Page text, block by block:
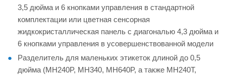
3,5 дюйма и 6 кнопками управления в стандартной
комплектации или цветная сенсорная
жидкокристаллическая панель с диагональю 4,3 дюйма и
6 кнопками управления в усовершенствованной модели
Разделитель для маленьких этикеток длиной до 0,5
дюйма (MH240P, MH340, MH640P, а также MH240T,